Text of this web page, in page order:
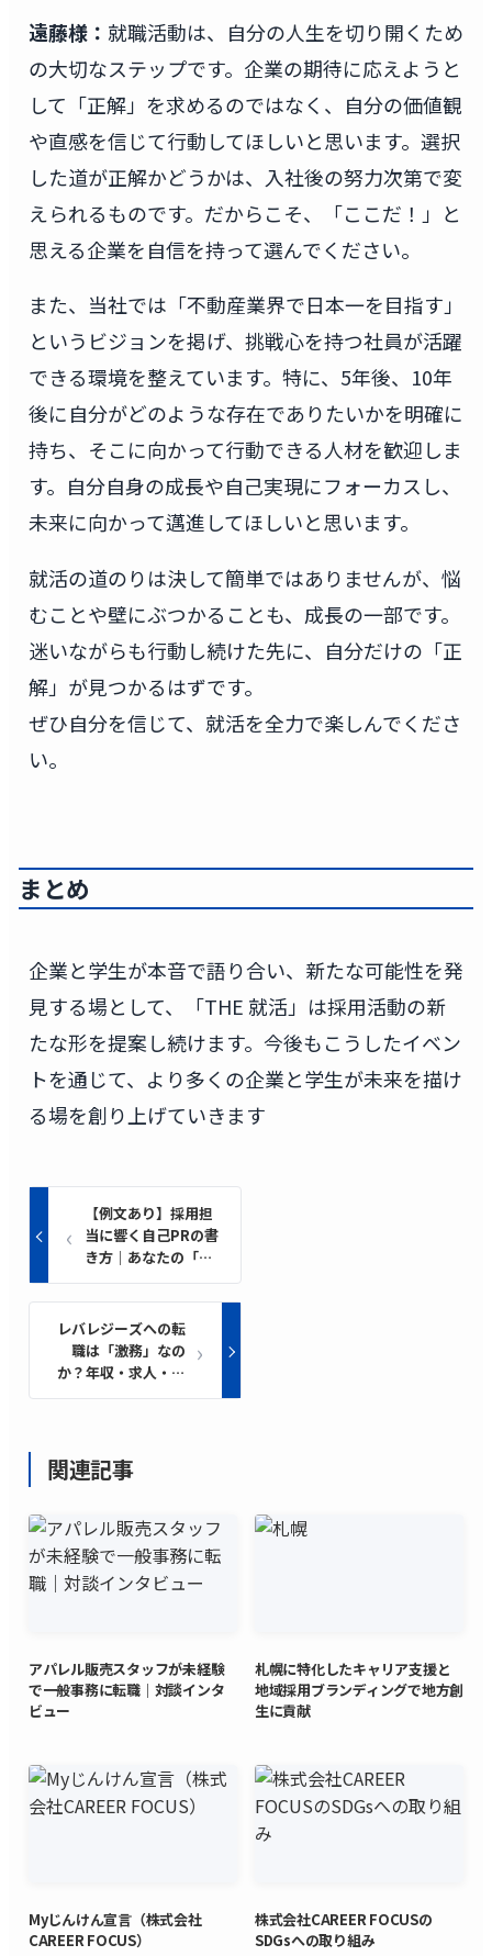
遠藤様： 就職活動は、自分の人生を切り開くため
の大切なステップです。企業の期待に応えようと
して「正解」を求めるのではなく、自分の価値観
や直感を信じて行動してほしいと思います。選択
した道が正解かどうかは、入社後の努力次第で変
えられるものです。だからこそ、「ここだ！」と
思える企業を自信を持って選んでください。
また、当社では「不動産業界で日本一を目指す」
というビジョンを掲げ、挑戦心を持つ社員が活躍
できる環境を整えています。特に、5年後、10年
後に自分がどのような存在でありたいかを明確に
持ち、そこに向かって行動できる人材を歓迎しま
す。自分自身の成長や自己実現にフォーカスし、
未来に向かって邁進してほしいと思います。
就活の道のりは決して簡単ではありませんが、悩
むことや壁にぶつかることも、成長の一部です。
迷いながらも行動し続けた先に、自分だけの「正
解」が見つかるはずです。
ぜひ自分を信じて、就活を全力で楽しんでくださ
い。
まとめ
企業と学生が本音で語り合い、新たな可能性を発
見する場として、「THE 就活」は採用活動の新
たな形を提案し続けます。今後もこうしたイベン
トを通じて、より多くの企業と学生が未来を描け
る場を創り上げていきます
【例文あり】採用担
当に響く自己PRの書
き方｜あなたの「市
場価値」を最大化す
る最強のフレームワ
ークを解説
レバレジーズへの転
職は「激務」なの
か？年収・求人・評
判を「年収1000万円
関連記事
アパレル販売スタッフが未経験
で一般事務に転職｜対談インタ
ビュー
札幌に特化したキャリア支援と
地域採用ブランディングで地方創
生に貢献
Myじんけん宣言（株式会社
CAREER FOCUS）
株式会社CAREER FOCUSの
SDGsへの取り組み